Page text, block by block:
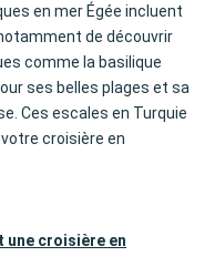
en mer Égée incluent
de découvrir
comme la basilique
ses belles plages et sa
Ces escales en Turquie
croisière en
une croisière en